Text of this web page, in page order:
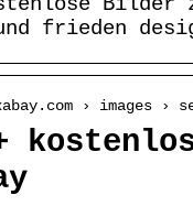
frieden
› images ›